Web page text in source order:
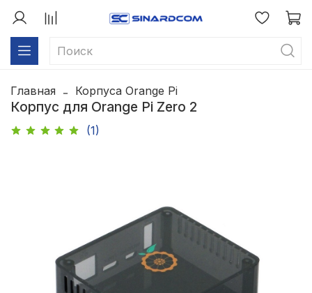
Главная Корпуса Orange Pi
Корпус для Orange Pi Zero 2
(1)